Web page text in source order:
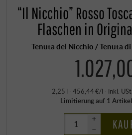
“Il Nicchio” Rosso
Flaschen in
Tenuta del Nicchio / Tenuta
2,25 l · 456,44 €/l · inkl. USt
Limitierung auf 1
+
–